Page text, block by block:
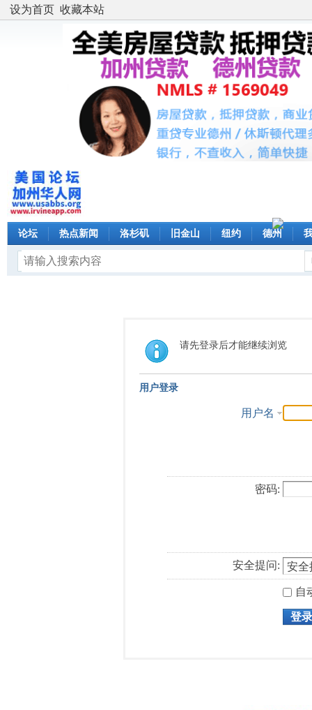
设为首页 收藏本站
论坛 热点新闻 洛杉矶 旧金山 纽约 德州
请先登录后才能继续浏览
用户登录
用户名
密码:
安全提问:
自
登录